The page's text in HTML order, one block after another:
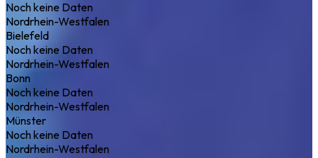
Noch keine Daten
Nordrhein-Westfalen
Bielefeld
Noch keine Daten
Nordrhein-Westfalen
Bonn
Noch keine Daten
Nordrhein-Westfalen
Münster
Noch keine Daten
Nordrhein-Westfalen